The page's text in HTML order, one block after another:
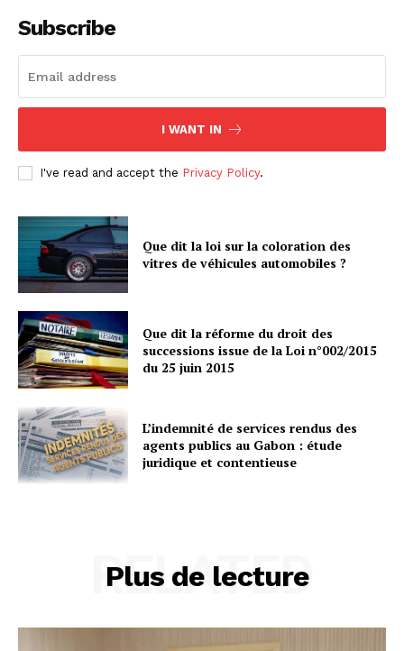
Subscribe
I WANT IN
I've read and accept the Privacy Policy.
Que dit la loi sur la coloration des
vitres de véhicules automobiles ?
Que dit la réforme du droit des
successions issue de la Loi n°002/2015
du 25 juin 2015
L’indemnité de services rendus des
agents publics au Gabon : étude
juridique et contentieuse
Plus de lecture
RELATED